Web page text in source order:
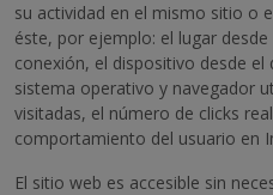
su actividad en el mismo sitio o
éste, por ejemplo: el lugar
conexión, el dispositivo desde
sistema operativo y navegador
visitadas, el número de clicks
comportamiento del usuario en
El sitio web es accesible sin